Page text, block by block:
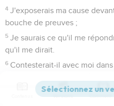
4 J'exposerais ma cause
bouche de preuves ;
5 Je saurais ce qu'il me
qu'il me dirait.
6 Contesterait-il avec moi
Ce serait alors un juste qui
Versions